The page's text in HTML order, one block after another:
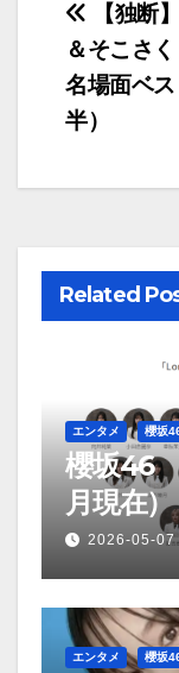
【独断
＆そこさ
名場面ベ
半）
Related
エンタメ 櫻坂
櫻坂46
月現在）
2026-05-07
エンタメ 櫻坂